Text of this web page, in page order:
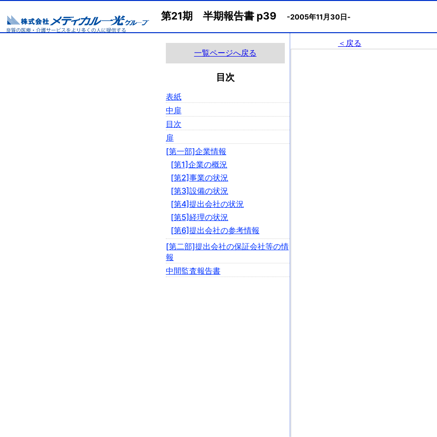
第21期 半期報告書 p39 -2005年11月30日-
一覧ページへ戻る
目次
表紙
中扉
目次
扉
[第一部]企業情報
[第1]企業の概況
[第2]事業の状況
[第3]設備の状況
[第4]提出会社の状況
[第5]経理の状況
[第6]提出会社の参考情報
[第二部]提出会社の保証会社等の情
報
中間監査報告書
＜戻る